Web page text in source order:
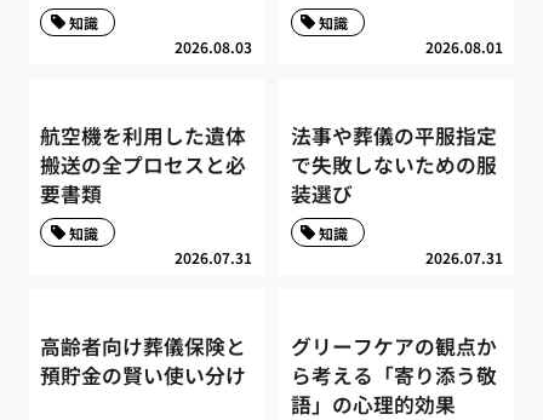
2026.08.03
知識
2026.08.01
知識
航空機を利用した遺体
搬送の全プロセスと必
要書類
2026.07.31
知識
法事や葬儀の平服指定
で失敗しないための服
装選び
2026.07.31
知識
高齢者向け葬儀保険と
預貯金の賢い使い分け
グリーフケアの観点か
ら考える「寄り添う敬
語」の心理的効果